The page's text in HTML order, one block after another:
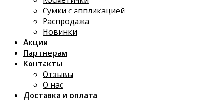
Сумки с аппликацией
Распродажа
Новинки
Акции
Партнерам
Контакты
Отзывы
О нас
Доставка и оплата